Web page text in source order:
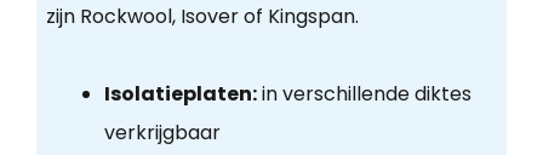
zijn Rockwool, Isover of Kingspan.
Isolatieplaten:in verschillende diktes
verkrijgbaar